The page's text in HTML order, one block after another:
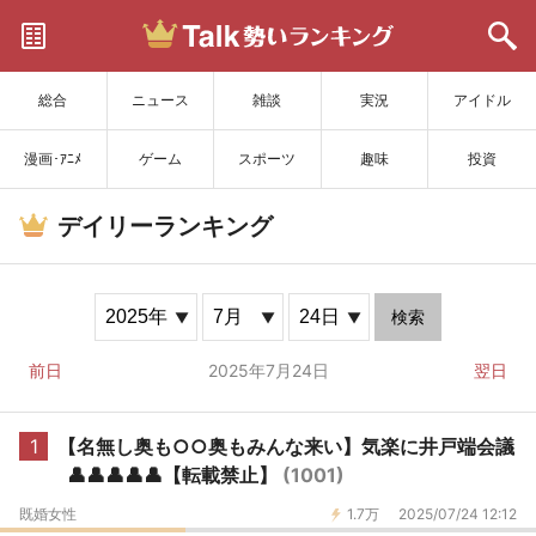
総合 ニュース 雑談 実況 アイドル
漫画･ｱﾆﾒ ゲーム スポーツ 趣味 投資
サイトを更新
デイリーランキング
検索
前日 2025年7月24日 翌日
1
【名無し奥も○○奥もみんな来い】気楽に井戸端会議
👤👤👤👤👤【転載禁止】 (1001)
1.7万 2025/07/24 12:12
既婚女性